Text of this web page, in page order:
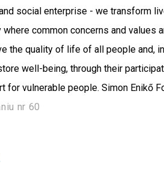
social enterprise - we transform
where common concerns and
the quality of life of all people and,
well-being, through their
for vulnerable people. Simon Enikő
nr 60